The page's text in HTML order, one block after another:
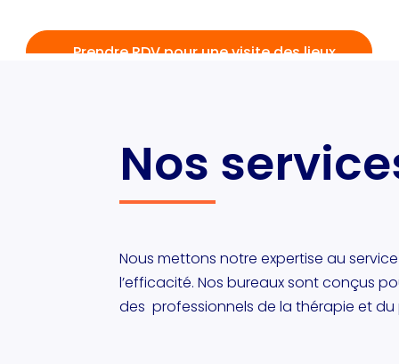
Prendre RDV pour une visite des lieux
Nos
Nous mettons notre expertise au
l’efficacité. Nos bureaux sont conçus
des professionnels de la thérapie et